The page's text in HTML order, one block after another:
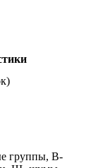
группы, В-